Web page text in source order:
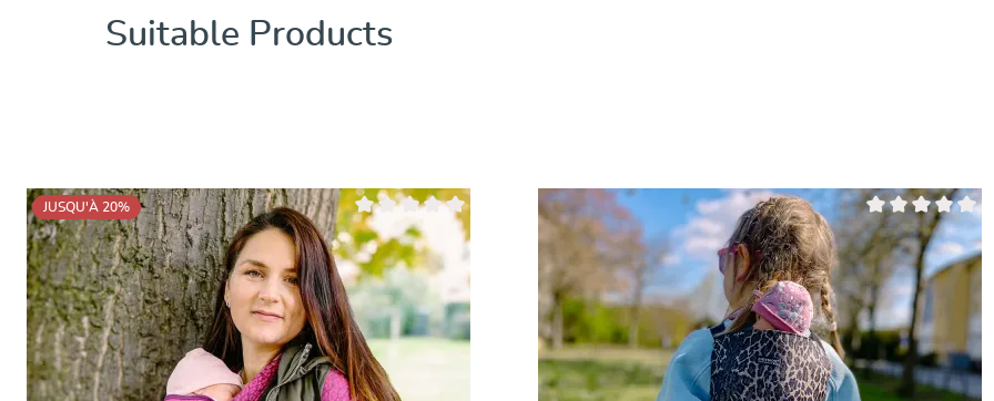
Suitable Products
5 étoiles
JUSQU'À 20%
Note moyenne de 0 sur 5 étoiles Note moyenne de